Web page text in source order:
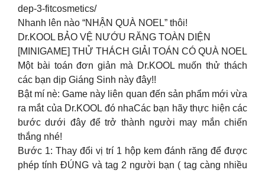
dep-3-fitcosmetics/
Nhanh lên nào “NHẬN QUÀ NOEL” thôi!
Dr.KOOL BẢO VỆ NƯỚU RĂNG TOÀN DIỆN
[MINIGAME] THỬ THÁCH GIẢI TOÁN CÓ QUÀ NOEL
Một bài toán đơn giản mà Dr.KOOL muốn thử thách
các bạn dịp Giáng Sinh này đây!!
Bật mí nè: Game này liên quan đến sản phẩm mới vừa
ra mắt của Dr.KOOL đó nhaCác bạn hãy thực hiện các
bước dưới đây để trở thành người may mắn chiến
thắng nhé!
Bước 1: Thay đổi vị trí 1 hộp kem đánh răng để được
phép tính ĐÚNG và tag 2 người bạn ( tag càng nhiều